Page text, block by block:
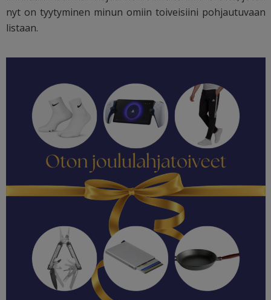
nyt on tyytyminen minun omiin toiveisiini pohjautuvaan
listaan.